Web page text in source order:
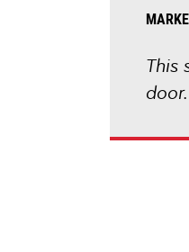
This
door.